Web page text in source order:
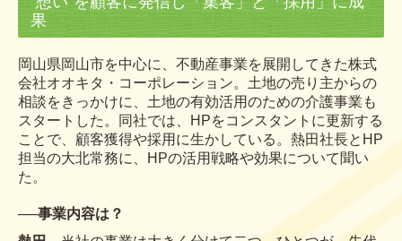
個人情報保護方針
果
岡山県岡山市を中心に、不動産事業を展開してきた株式
会社オオキタ・ コーポレーション。土地の売り主からの
相談をきっかけに、土地の有効活用のための介護事業も
スタートした。同社では、HPをコンスタントに更新する
ことで、顧客獲得や採用に生かしている。熱田社長とHP
担当の大北常務に、HPの活用戦略や効果について聞い
た。
──事業内容は？